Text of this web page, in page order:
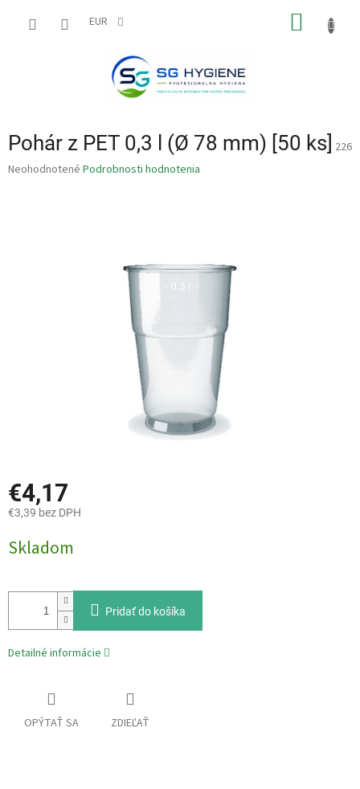
EUR
Pohár z PET 0,3 l (Ø 78 mm) [50 ks] 226
Priemerné
Neohodnotené Podrobnosti hodnotenia
€4,17
€3,39 bez DPH
cena:
Skladom
Pridať do košíka
Detailné informácie
OPÝTAŤ SA ZDIEĽAŤ